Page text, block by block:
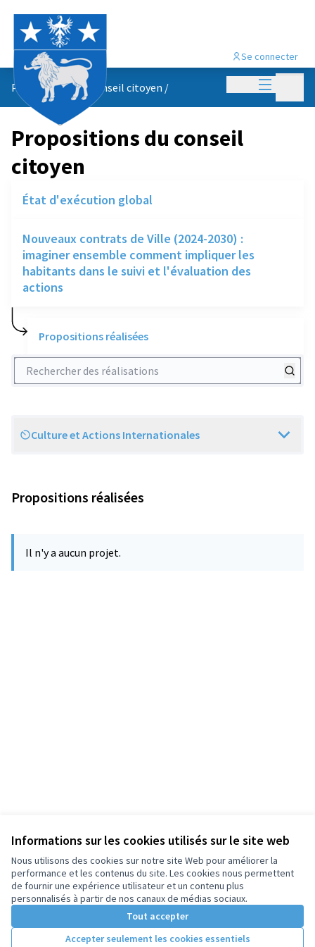
Informations sur les cookies utilisés sur le site web
Nous utilisons des cookies sur notre site Web pour améliorer la
performance et les contenus du site. Les cookies nous permettent
de fournir une expérience utilisateur et un contenu plus
personnalisés à partir de nos canaux de médias sociaux.
Tout accepter
Accepter seulement les cookies essentiels
Menu
Se connecter
Propositions du conseil citoyen /
Propositions du conseil
citoyen
État d'exécution global
Nouveaux contrats de Ville (2024-2030) :
imaginer ensemble comment impliquer les
habitants dans le suivi et l'évaluation des
actions
Propositions réalisées
Rechercher des réalisations
Scope
Culture et Actions Internationales
Propositions réalisées
Il n'y a aucun projet.